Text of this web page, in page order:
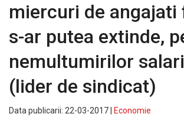
miercuri de angajati
s-ar putea extinde,
nemultumirilor
(lider de sindicat)
Data publicarii: 22-03-2017 |
Economie